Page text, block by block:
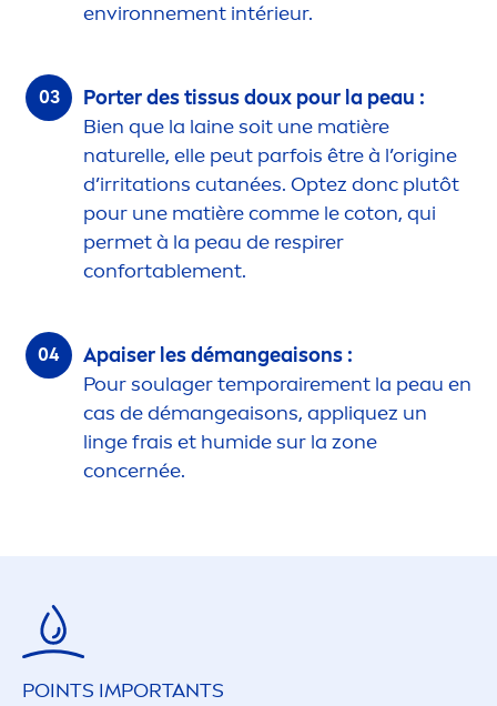
environnement intérieur.
Porter des tissus doux pour la peau :
Bien que la laine soit une matière
naturelle, elle peut parfois être à l’origine
d’irritations cutanées. Optez donc plutôt
pour une matière comme le coton, qui
permet à la peau de respirer
confortablement.
Apaiser les démangeaisons :
Pour soulager temporairement la peau en
cas de démangeaisons, appliquez un
linge frais et humide sur la zone
concernée.
POINTS IMPORTANTS